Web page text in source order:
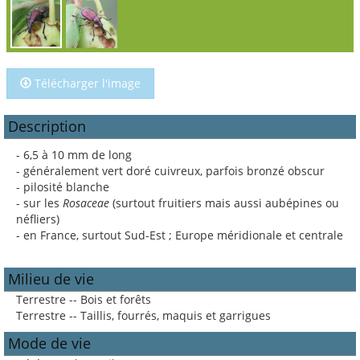
Télécharger l'image
Description
- 6,5 à 10 mm de long
- généralement vert doré cuivreux, parfois bronzé obscur
- pilosité blanche
- sur les Rosaceae (surtout fruitiers mais aussi aubépines ou
néfliers)
- en France, surtout Sud-Est ; Europe méridionale et centrale
Milieu de vie
Terrestre -- Bois et forêts
Terrestre -- Taillis, fourrés, maquis et garrigues
Mode de vie